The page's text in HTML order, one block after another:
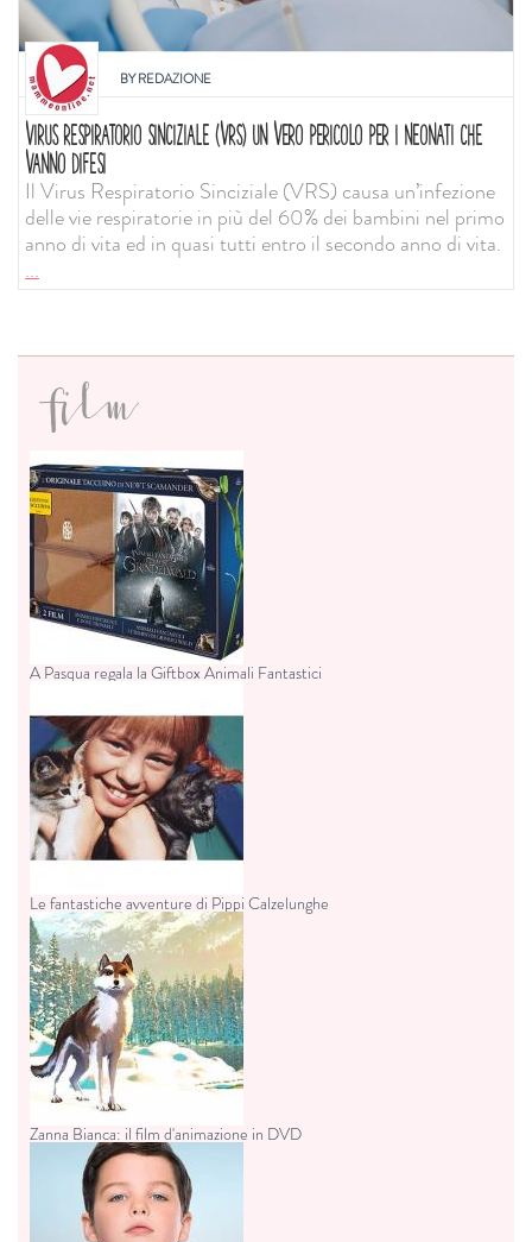
BYREDAZIONE
VIRUS RESPIRATORIO SINCIZIALE (VRS) UN VERO PERICOLO PER I NEONATI CHE
VANNO DIFESI
Il Virus Respiratorio Sinciziale (VRS) causa un’infezione
delle vie respiratorie in più del 60% dei bambini nel primo
anno di vita ed in quasi tutti entro il secondo anno di vita.
...
film
A Pasqua regala la Giftbox Animali Fantastici
Le fantastiche avventure di Pippi Calzelunghe
Zanna Bianca: il film d'animazione in DVD